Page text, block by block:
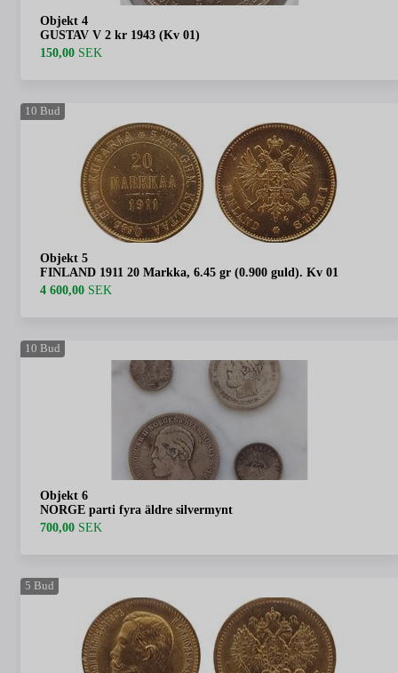
Objekt 4
GUSTAV V 2 kr 1943 (Kv 01)
150,00 SEK
10 Bud
Objekt 5
FINLAND 1911 20 Markka, 6.45 gr (0.900 guld). Kv 01
4 600,00 SEK
10 Bud
Objekt 6
NORGE parti fyra äldre silvermynt
700,00 SEK
5 Bud